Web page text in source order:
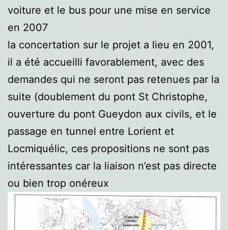
voiture et le bus pour une mise en service
en 2007
la concertation sur le projet a lieu en 2001,
il a été accueilli favorablement, avec des
demandes qui ne seront pas retenues par la
suite (doublement du pont St Christophe,
ouverture du pont Gueydon aux civils, et le
passage en tunnel entre Lorient et
Locmiquélic, ces propositions ne sont pas
intéressantes car la liaison n’est pas directe
ou bien trop onéreux